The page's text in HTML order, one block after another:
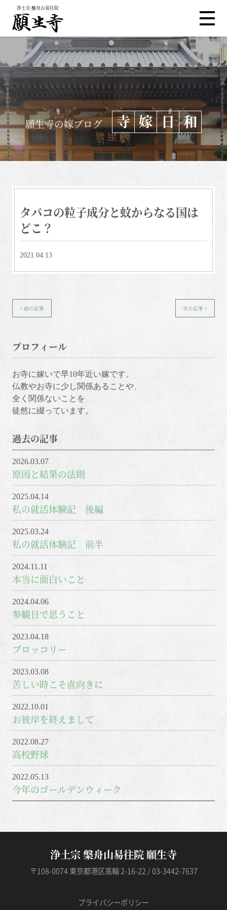
浄土宗 槃舟山易往院
願生寺の嫁ブログ 寺 嫁 日 和
タバコの粒子成分と蚊からなる国は
どこ？
2021.04.13
< 前の記事 次の記事 >
プロフィール
お寺に嫁いで早10年近い嫁です。
仏教やお寺に少し関係あることや、
全く関係ないことを
徒然に綴っています。
過去の記事
2026.03.07
原因と結果の法則
2025.04.14
私の就活体験記 後編
2025.03.24
私の就活体験記 前半
2024.11.11
本当に面白いこと
2024.04.06
参観日で思うこと
2023.04.18
ブロッコリー
2023.03.08
苦しい時こそ直向きに
2022.10.01
お彼岸を終えまして
2022.08.27
高校野球
2022.05.13
今年のゴールデンウィーク
浄土宗 槃舟山易往院 願生寺
〒108-0074 東京都港区高輪 2-16-22 / 03-3442-7637
プライバシーポリシー